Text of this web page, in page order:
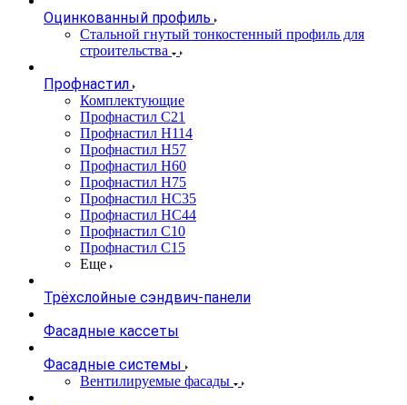
Оцинкованный профиль
Стальной гнутый тонкостенный профиль для
строительства
Профнастил
Комплектующие
Профнастил C21
Профнастил Н114
Профнастил Н57
Профнастил Н60
Профнастил Н75
Профнастил НС35
Профнастил НС44
Профнастил С10
Профнастил С15
Еще
Трёхслойные сэндвич-панели
Фасадные кассеты
Фасадные системы
Вентилируемые фасады